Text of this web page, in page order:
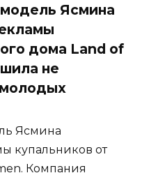
Ясмина
дома Land of
не
молодых
Ясмина
купальников от
Компания